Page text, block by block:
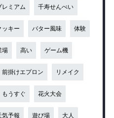
レミアム 千寿せんべい
ッキー バター風味 体験
場 高い ゲーム機
前掛けエプロン リメイク
もうすぐ 花火大会
気予報 遊び場 大人